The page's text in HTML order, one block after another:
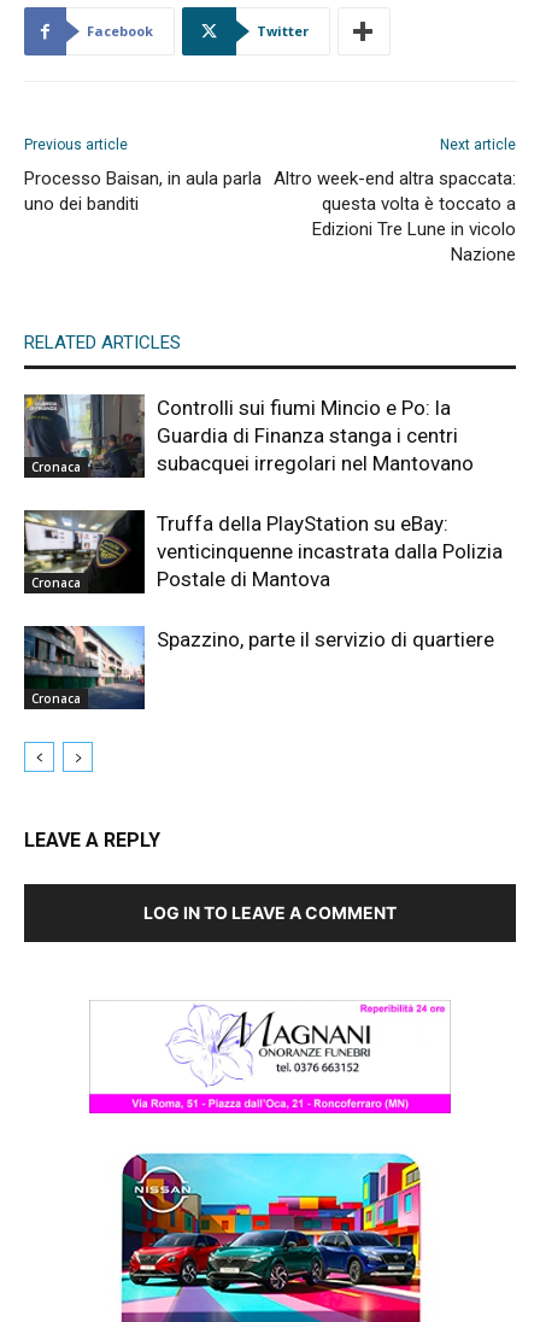
Facebook Twitter
Previous article
Processo Baisan, in aula parla
uno dei banditi
Next article
Altro week-end altra spaccata:
questa volta è toccato a
Edizioni Tre Lune in vicolo
Nazione
RELATED ARTICLES
Cronaca
Controlli sui fiumi Mincio e Po: la
Guardia di Finanza stanga i centri
subacquei irregolari nel Mantovano
Cronaca
Truffa della PlayStation su eBay:
venticinquenne incastrata dalla Polizia
Postale di Mantova
Cronaca
Spazzino, parte il servizio di quartiere
LEAVE A REPLY
LOG IN TO LEAVE A COMMENT